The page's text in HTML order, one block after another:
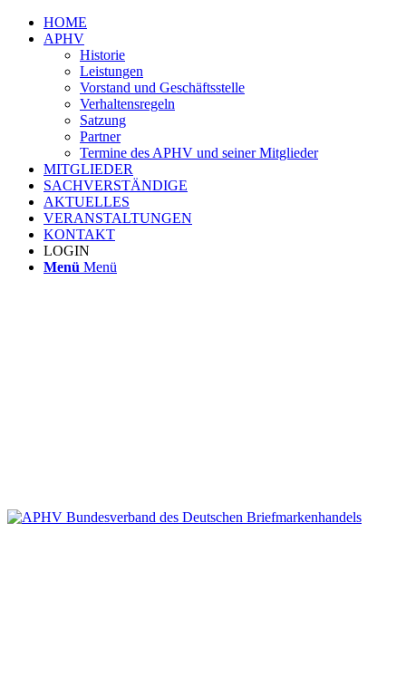
HOME
APHV
Historie
Leistungen
Vorstand und Geschäftsstelle
Verhaltensregeln
Satzung
Partner
Termine des APHV und seiner Mitglieder
MITGLIEDER
SACHVERSTÄNDIGE
AKTUELLES
VERANSTALTUNGEN
KONTAKT
LOGIN
Menü Menü